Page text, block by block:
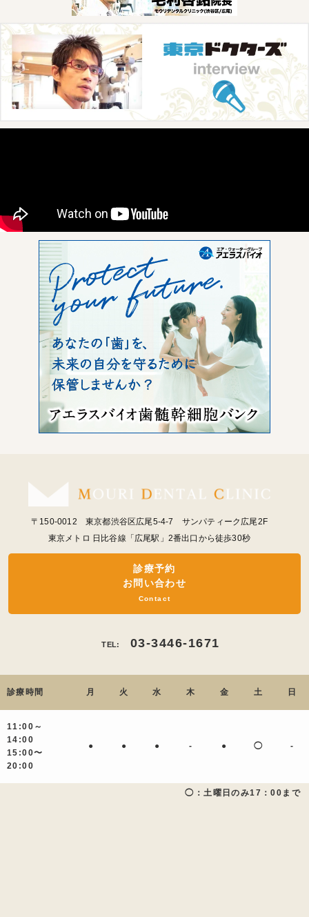
〒150-0012 東京都渋谷区広尾5-4-7 サンパティーク広尾2F
東京メトロ 日比谷線「広尾駅」2番出口から徒歩30秒
診療予約
お問い合わせ
Contact
TEL: 03-3446-1671
診療時間 月 火 水 木 金 土 日
11:00～
14:00
15:00〜
20:00
● ● ● - ● ◯ -
◯：土曜日のみ17：00まで